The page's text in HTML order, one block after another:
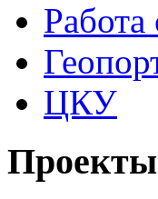
Работа
ЦКУ
Проекты